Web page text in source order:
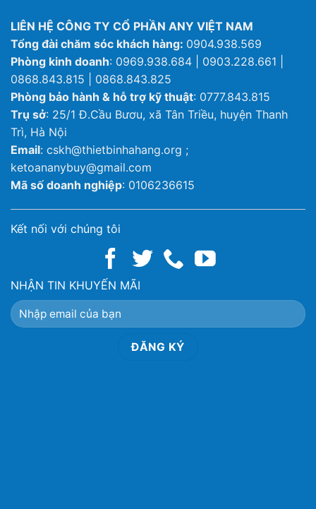
LIÊN HỆ CÔNG TY CỔ PHẦN ANY VIỆT NAM
Tổng đài chăm sóc khách hàng: 0904.938.569
Phòng kinh doanh: 0969.938.684 | 0903.228.661 |
0868.843.815 | 0868.843.825
Phòng bảo hành & hỗ trợ kỹ thuật: 0777.843.815
Trụ sở: 25/1 Đ.Cầu Bươu, xã Tân Triều, huyện Thanh
Trì, Hà Nội
Email: cskh@thietbinhahang.org ;
ketoananybuy@gmail.com
Mã số doanh nghiệp: 0106236615
Kết nối với chúng tôi
NHẬN TIN KHUYẾN MÃI